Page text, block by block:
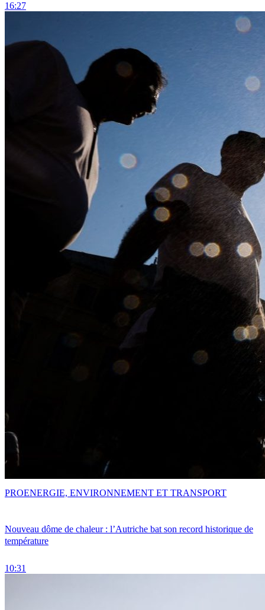
16:27
Nouveau dôme de chaleur : l’Autriche bat son record historique de
température
10:31
PROENERGIE, ENVIRONNEMENT ET TRANSPORT